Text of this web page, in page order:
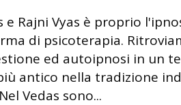
e Rajni Vyas è proprio
di psicoterapia.
ed autoipnosi in un
antico nella tradizione
Vedas sono...